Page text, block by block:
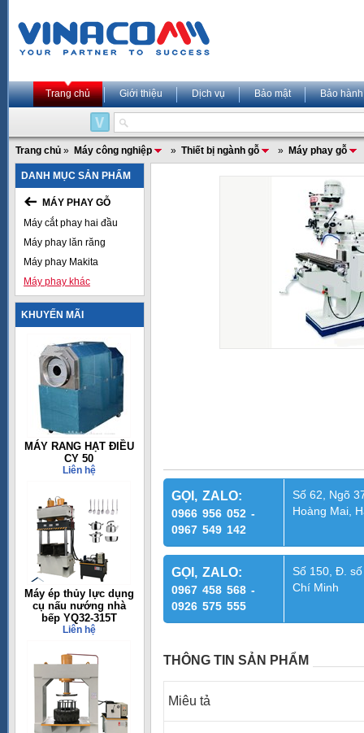
Trang chủ Giới thiệu Dịch vụ Bảo mật Bảo hành
Trang chủ » Máy công nghiệp » Thiết bị ngành gỗ » Máy phay gỗ
DANH MỤC SẢN PHẨM
MÁY PHAY GỖ
Máy cắt phay hai đầu
Máy phay lăn răng
Máy phay Makita
Máy phay khác
KHUYẾN MÃI
MÁY RANG HẠT ĐIỀU
CY 50
Liên hệ
Máy ép thủy lực dụng
cụ nấu nướng nhà
bếp YQ32-315T
Liên hệ
GỌI, ZALO:
0966 956 052 -
0967 549 142
Số 62, Ngõ
Hoàng Mai,
GỌI, ZALO:
0967 458 568 -
0926 575 555
Số 150, Đ.
Chí Minh
THÔNG TIN SẢN PHẨM
Miêu tả